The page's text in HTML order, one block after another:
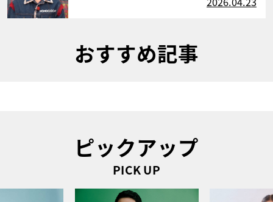
おすすめ記事
ピックアップ
PICK UP